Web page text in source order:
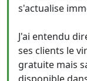
s'actualise
J'ai entendu
ses clients le
gratuite mais